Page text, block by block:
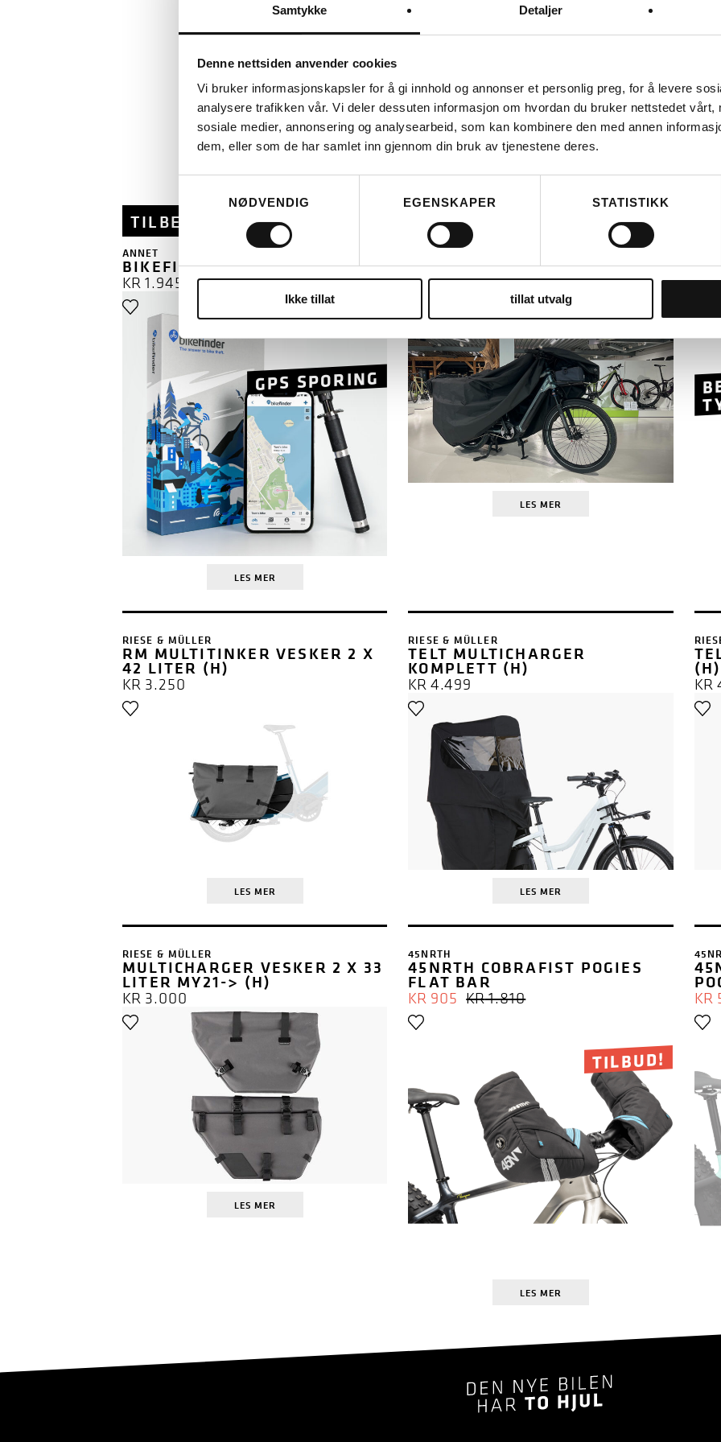
Samtykke Detaljer
Denne nettsiden anvender cookies
Vi bruker informasjonskapsler for å gi innhold og annonser et personlig preg, for å levere
analysere trafikken vår. Vi deler dessuten informasjon om hvordan du bruker nettstedet vårt,
sosiale medier, annonsering og analysearbeid, som kan kombinere den med annen
dem, eller som de har samlet inn gjennom din bruk av tjenestene deres.
NØDVENDIG
EGENSKAPER STATISTIKK
Ikke tillat tillat utvalg
DU KAN UTSETTE BETALINGEN
KOSTNADSFRITT ELLER VELGE
AVBETALING
TILBEHØR
GPS SPORING
ANNET
BIKEFINDER GEN 2 (2024->)
KR 1.945
LES MER
DS COVERS
DS COVERS CARGO LT
OVERTREKK FOR LONGTAILS
LES MER
DS
RIESE & MÜLLER
RM MULTITINKER VESKER 2 X
42 LITER (H)
KR 3.250
LES MER
RIESE & MÜLLER
TELT MULTICHARGER
KOMPLETT (H)
KR 4.499
LES MER
(H)
KR
RIESE & MÜLLER
MULTICHARGER VESKER 2 X 33
LITER MY21-> (H)
KR 3.000
LES MER
TILBUD!
45NRTH
45NRTH COBRAFIST POGIES
FLAT BAR
KR1.810OPPRINNELIG
KR 905
NÅVÆRENDE
LES MER
KR